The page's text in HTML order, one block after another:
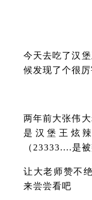
今天去吃了汉
候发现了个很厉
两年前大张伟
是汉堡王炫
（23333....是被
让大老师赞不
来尝尝看吧